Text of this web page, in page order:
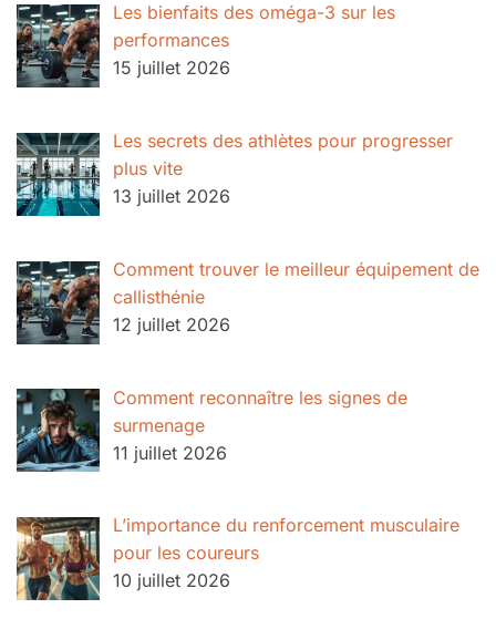
Les bienfaits des oméga-3 sur les
performances
15 juillet 2026
Les secrets des athlètes pour progresser
plus vite
13 juillet 2026
Comment trouver le meilleur équipement de
callisthénie
12 juillet 2026
Comment reconnaître les signes de
surmenage
11 juillet 2026
L’importance du renforcement musculaire
pour les coureurs
10 juillet 2026